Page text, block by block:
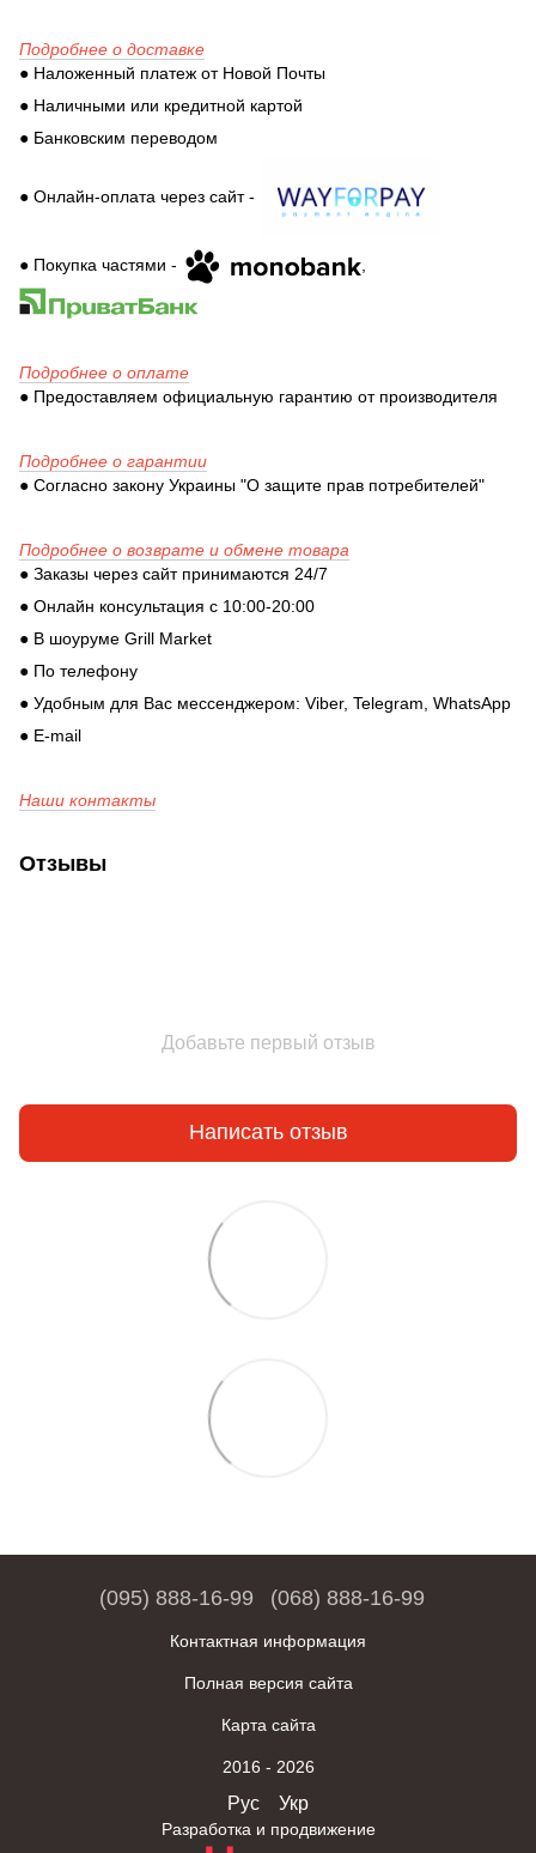
Подробнее о доставке
● Наложенный платеж от Новой Почты
● Наличными или кредитной картой
● Банковским переводом
● Онлайн-оплата через сайт -
● Покупка частями -
Подробнее о оплате
● Предоставляем официальную гарантию от производителя
Подробнее о гарантии
● Согласно закону Украины "О защите прав потребителей"
Подробнее о возврате и обмене товара
● Заказы через сайт принимаются 24/7
● Онлайн консультация с 10:00-20:00
● В шоуруме Grill Market
● По телефону
● Удобным для Вас мессенджером: Viber, Telegram, WhatsApp
● E-mail
Наши контакты
Отзывы
Добавьте первый отзыв
Написать отзыв
(095) 888-16-99 (068) 888-16-99
Контактная информация
Полная версия сайта
Карта сайта
2016 - 2026
Рус Укр
Разработка и продвижение